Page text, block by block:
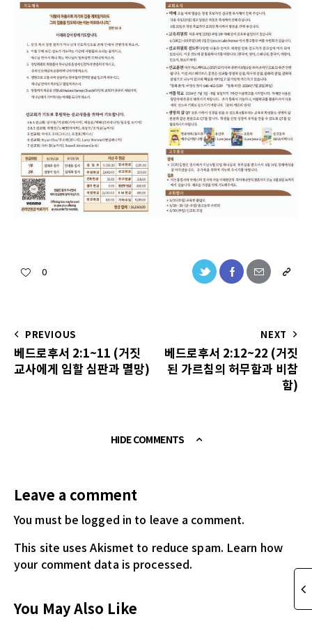
0
PREVIOUS
베드로후서 2:1~11 (거짓
교사에게 임할 심판과 멸망)
NEXT
베드로후서 2:12~22 (거짓
된 가르침의 허무함과 비참
함)
HIDE COMMENTS
Leave a comment
You must be logged in to leave a comment.
This site uses Akismet to reduce spam. Learn how
your comment data is processed.
You May Also Like